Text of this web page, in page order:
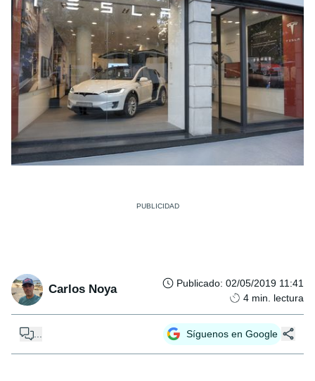
Carlos Noya Publicado: 02/05/2019 11:41
4 min. lectura
Síguenos en Google